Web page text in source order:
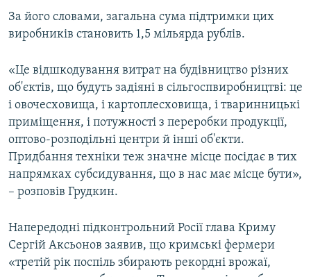
ІНФОГРАФІКА
ДОЛУЧАЙСЯ!
Усі сайти RFE/RL
За його словами, загальна сума підтримки цих
виробників становить 1,5 мільярда рублів.
«Це відшкодування витрат на будівництво різних
об'єктів, що будуть задіяні в сільгоспвиробництві: це
і овочесховища, і картоплесховища, і тваринницькі
приміщення, і потужності з переробки продукції,
оптово-розподільні центри й інші об'єкти.
Придбання техніки теж значне місце посідає в тих
напрямках субсидування, що в нас має місце бути»,
– розповів Грудкин.
Напередодні підконтрольний Росії глава Криму
Сергій Аксьонов заявив, що кримські фермери
«третій рік поспіль збирають рекордні врожаї,